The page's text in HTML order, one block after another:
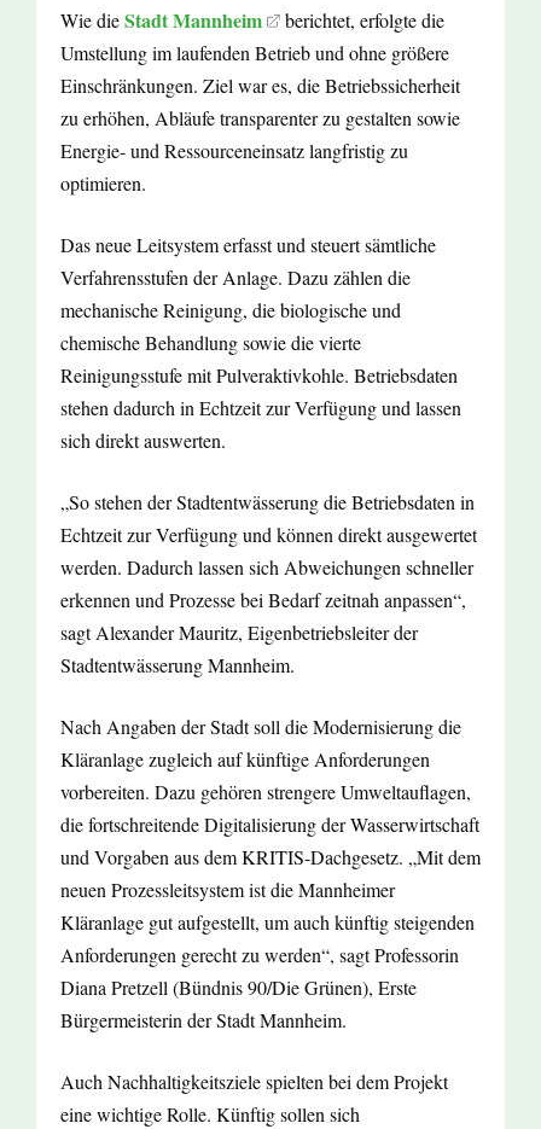
Wie dieStadt Mannheim
berichtet, erfolgte die
Umstellung im laufenden Betrieb und ohne größere
Einschränkungen. Ziel war es, die Betriebssicherheit
zu erhöhen, Abläufe transparenter zu gestalten sowie
Energie- und Ressourceneinsatz langfristig zu
optimieren.
Das neue Leitsystem erfasst und steuert sämtliche
Verfahrensstufen der Anlage. Dazu zählen die
mechanische Reinigung, die biologische und
chemische Behandlung sowie die vierte
Reinigungsstufe mit Pulveraktivkohle. Betriebsdaten
stehen dadurch in Echtzeit zur Verfügung und lassen
sich direkt auswerten.
„So stehen der Stadtentwässerung die Betriebsdaten in
Echtzeit zur Verfügung und können direkt ausgewertet
werden. Dadurch lassen sich Abweichungen schneller
erkennen und Prozesse bei Bedarf zeitnah anpassen“,
sagt Alexander Mauritz, Eigenbetriebsleiter der
Stadtentwässerung Mannheim.
Nach Angaben der Stadt soll die Modernisierung die
Kläranlage zugleich auf künftige Anforderungen
vorbereiten. Dazu gehören strengere Umweltauflagen,
die fortschreitende Digitalisierung der Wasserwirtschaft
und Vorgaben aus dem KRITIS-Dachgesetz. „Mit dem
neuen Prozessleitsystem ist die Mannheimer
Kläranlage gut aufgestellt, um auch künftig steigenden
Anforderungen gerecht zu werden“, sagt Professorin
Diana Pretzell (Bündnis 90/Die Grünen), Erste
Bürgermeisterin der Stadt Mannheim.
Auch Nachhaltigkeitsziele spielten bei dem Projekt
eine wichtige Rolle. Künftig sollen sich